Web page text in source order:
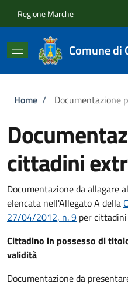
Regione Marche
Comune di
Briciole di
Home / Documentazione
cittadini
Documentazione da allagare
elencata nell'Allegato A della
27/04/2012, n. 9 per
Cittadino in possesso di
validità
Documentazione da